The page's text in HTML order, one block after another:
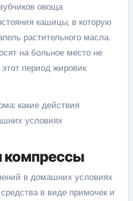
овоща
кашицы, в которую
растительного масла.
на больное место не
период жировик
компрессы
в домашних условиях
в виде примочек и